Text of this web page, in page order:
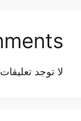
لا توجد